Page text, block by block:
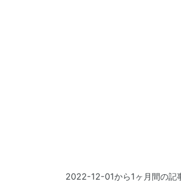
2022-12-01から1ヶ月間の記